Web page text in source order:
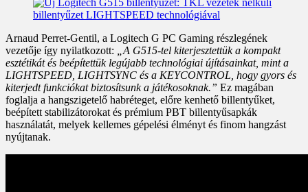
Arnaud Perret-Gentil, a Logitech G PC Gaming részlegének
vezetője így nyilatkozott:
„A G515-tel kiterjesztettük a kompakt
esztétikát és beépítettük legújabb technológiai újításainkat, mint a
LIGHTSPEED, LIGHTSYNC és a KEYCONTROL, hogy gyors és
kiterjedt funkciókat biztosítsunk a játékosoknak.” Ez magában
foglalja a hangszigetelő habréteget, előre kenhető billentyűket,
beépített stabilizátorokat és prémium PBT billentyűsapkák
használatát, melyek kellemes gépelési élményt és finom hangzást
nyújtanak.